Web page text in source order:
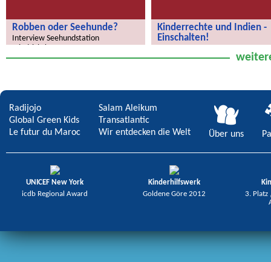
Robben oder Seehunde?
Interview Seehundstation
Kinderrechte und Indien -
Einschalten!
Radijojo
Global Green Kids
Le futur du Maroc
Salam Aleikum
Transatlantic
Wir entdecken die Welt
Über uns
UNICEF New York
icdb Regional Award
Kinderhilfswerk
Goldene Göre 2012
3. Platz